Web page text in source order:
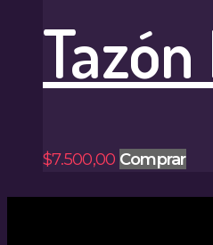
$7.500,00 Comprar